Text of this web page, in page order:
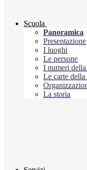
Scuola
Panoramica
Presentazione
I luoghi
Le persone
I numeri della
Le carte della
La storia